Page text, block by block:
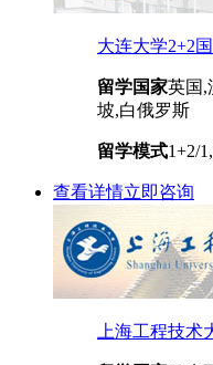
大连大学2+2
留学国家英国,
坡,白俄罗斯
留学模式1+2/
查看详情立即咨询
上海工程技术